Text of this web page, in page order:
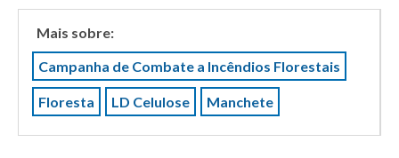
Mais sobre:
Campanha de Combate a Incêndios Florestais
Floresta LD Celulose Manchete